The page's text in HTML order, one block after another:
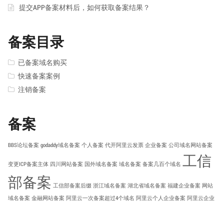
提交APP备案材料后，如何获取备案结果？
备案目录
已备案域名购买
快速备案案例
注销备案
备案
BBS论坛备案 godaddy域名备案 个人备案 代开阿里云发票 企业备案 公司域名网站备案
变更ICP备案主体 四川网站备案 国外域名备案 域名备案 备案几百个域名 工信
部备案 工信部备案后缀 浙江域名备案 湖北省域名备案 福建企业备案 网站
域名备案 金融网站备案 阿里云一次备案超过4个域名 阿里云个人企业备案 阿里云企业